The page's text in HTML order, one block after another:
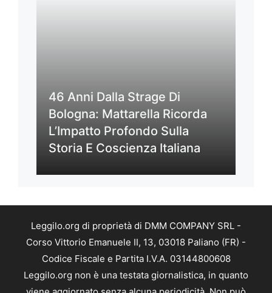
46 Anni Dalla Strage Di
Bologna: Mattarella Ricorda
L’Impatto Profondo Sulla
Storia E Coscienza Italiana
Leggilo.org di proprietà di DMM COMPANY SRL -
Corso Vittorio Emanuele II, 13, 03018 Paliano (FR) -
Codice Fiscale e Partita I.V.A. 03144800608
Leggilo.org non è una testata giornalistica, in quanto